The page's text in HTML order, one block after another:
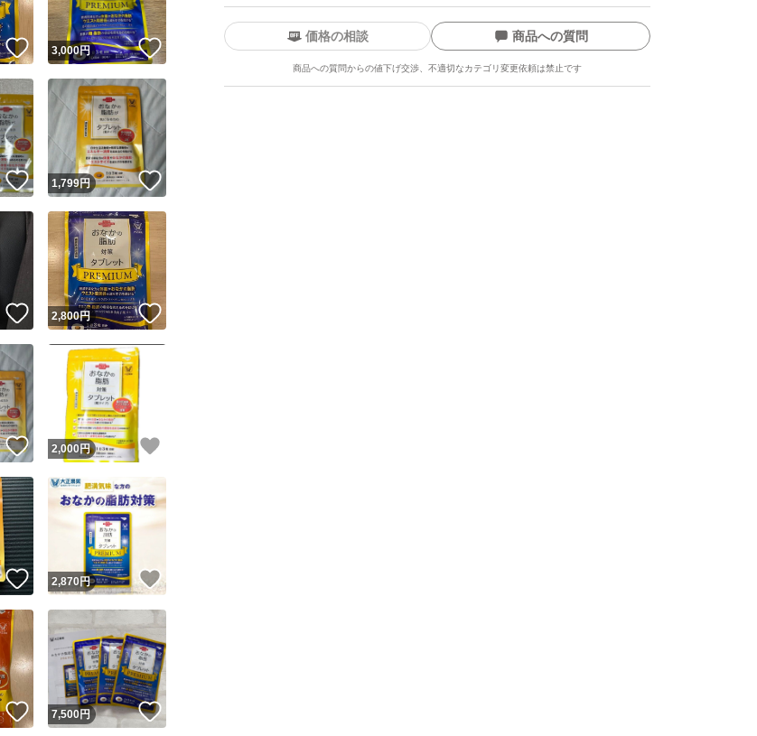
ユーザーの実績について
た一定の基準を満たしたユーザーにバッジを付与しています
Yahoo!フリマの基準をクリアした安心・安全なユーザーです
このユーザーはYahoo!フリマの取引を完了させた実績があります
このユーザーは他フリマサービスでの取引実績があります
価格の相談 商品への質問
商品への質問からの値下げ交渉、不適切なカテゴリ変更依頼は禁止です
この商品の情報をコピーします
無断転載は禁止されています
品につき1回です
出品ページへ
いいね！
3,000円 いいね！
いいね！
1,799円 いいね！
いいね！
2,800円 いいね！
いいね！
2,000 円
いいね！
2,870 円 いいね！
いいね！
7,500円